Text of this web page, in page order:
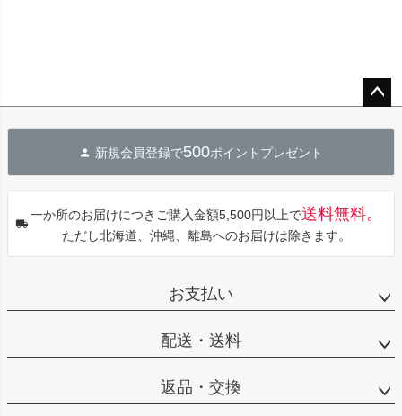
へ
新規会員登録で500ポイントプレゼント
一か所のお届けにつきご購入金額5,500円以上で送料無料。
ただし北海道、沖縄、離島へのお届けは除きます。
お支払い
配送・送料
返品・交換